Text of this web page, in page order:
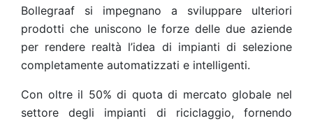
Bollegraaf si impegnano a sviluppare ulteriori
prodotti che uniscono le forze delle due aziende
per rendere realtà l’idea di impianti di selezione
completamente automatizzati e intelligenti.
Con oltre il 50% di quota di mercato globale nel
settore degli impianti di riciclaggio, fornendo